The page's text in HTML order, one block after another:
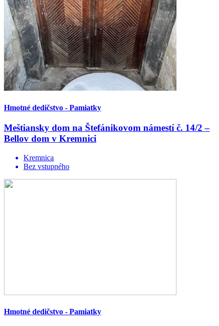
Hmotné dedičstvo - Pamiatky
Meštiansky dom na Štefánikovom námestí č. 14/2 –
Bellov dom v Kremnici
Kremnica
Bez vstupného
Hmotné dedičstvo - Pamiatky